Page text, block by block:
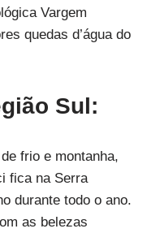
Vargem
quedas d’água do
Sul:
frio e montanha,
fica na Serra
durante todo o ano.
as belezas